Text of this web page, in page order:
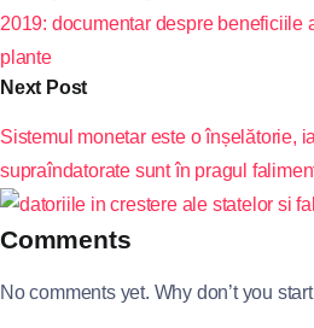
2019: documentar despre beneficiile
plante
Next Post
Sistemul monetar este o înșelătorie,
supraîndatorate sunt în pragul
Comments
No comments yet. Why don’t you